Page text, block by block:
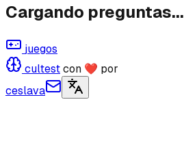
Cargando preguntas...
juegos
cultestcon ❤ por
ceslava